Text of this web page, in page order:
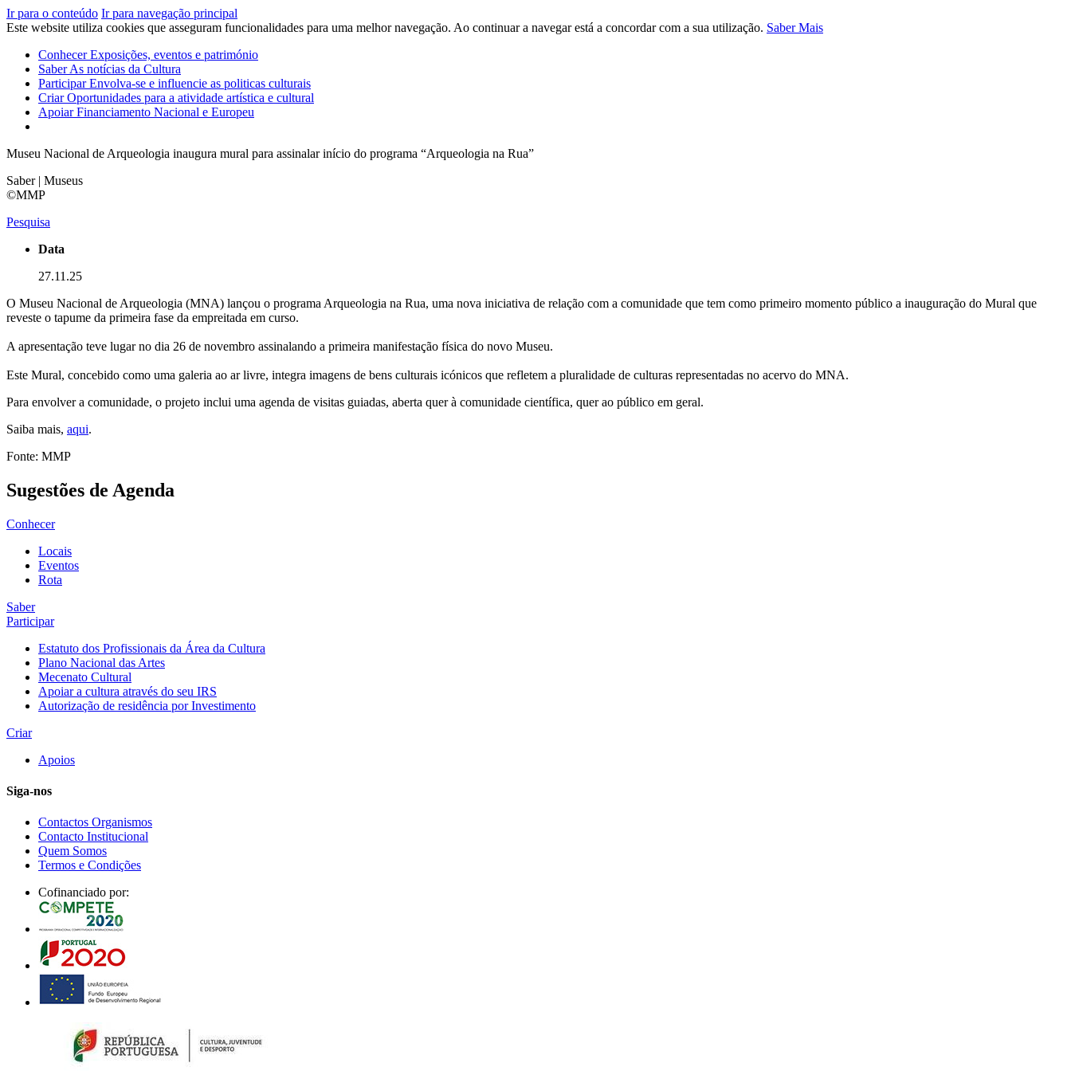
Ir para o conteúdo Ir para navegação principal
Este website utiliza cookies que asseguram funcionalidades para uma melhor navegação. Ao continuar a navegar está a concordar com a sua utilização. Saber Mais
ConhecerExposições, eventos e património
SaberAs notícias da Cultura
ParticiparEnvolva-se e influencie as politicas culturais
CriarOportunidades para a atividade artística e cultural
ApoiarFinanciamento Nacional e Europeu
Museu Nacional de Arqueologia inaugura mural para assinalar início do programa “Arqueologia na Rua”
Saber | Museus
©MMP
Pesquisa
Data
27.11.25
O Museu Nacional de Arqueologia (MNA) lançou o programa Arqueologia na Rua, uma nova iniciativa de relação com a comunidade que tem como primeiro momento público a inauguração do Mural que
reveste o tapume da primeira fase da empreitada em curso.
A apresentação teve lugar no dia 26 de novembro assinalando a primeira manifestação física do novo Museu.
Este Mural, concebido como uma galeria ao ar livre, integra imagens de bens culturais icónicos que refletem a pluralidade de culturas representadas no acervo do MNA.
Para envolver a comunidade, o projeto inclui uma agenda de visitas guiadas, aberta quer à comunidade científica, quer ao público em geral.
Saiba mais, aqui.
Fonte: MMP
Sugestões de Agenda
Conhecer
Locais
Eventos
Rota
Saber
Participar
Estatuto dos Profissionais da Área da Cultura
Plano Nacional das Artes
Mecenato Cultural
Apoiar a cultura através do seu IRS
Autorização de residência por Investimento
Criar
Apoios
Siga-nos
Contactos Organismos
Contacto Institucional
Quem Somos
Termos e Condições
Cofinanciado por: